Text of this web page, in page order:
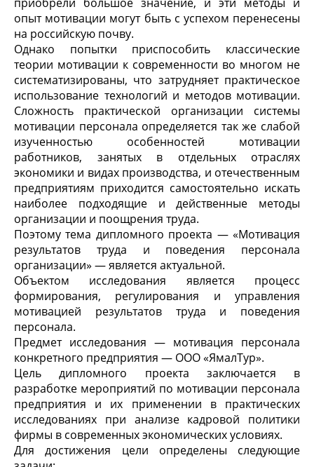
опыт мотивации могут быть с успехом перенесены
на российскую почву.
Однако попытки приспособить классические
теории мотивации к современности во многом не
систематизированы, что затрудняет практическое
использование технологий и методов мотивации.
Сложность практической организации системы
мотивации персонала определяется так же слабой
изученностью особенностей мотивации
работников, занятых в отдельных отраслях
экономики и видах производства, и отечественным
предприятиям приходится самостоятельно искать
наиболее подходящие и действенные методы
организации и поощрения труда.
Поэтому тема дипломного проекта — «Мотивация
результатов труда и поведения персонала
организации» — является актуальной.
Объектом исследования является процесс
формирования, регулирования и управления
мотивацией результатов труда и поведения
персонала.
Предмет исследования — мотивация персонала
конкретного предприятия — ООО «ЯмалТур».
Цель дипломного проекта заключается в
разработке мероприятий по мотивации персонала
предприятия и их применении в практических
исследованиях при анализе кадровой политики
фирмы в современных экономических условиях.
Для достижения цели определены следующие